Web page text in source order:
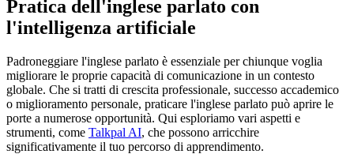
Pratica dell'inglese parlato con
l'intelligenza artificiale
Padroneggiare l'inglese parlato è essenziale per chiunque voglia
migliorare le proprie capacità di comunicazione in un contesto
globale. Che si tratti di crescita professionale, successo accademico
o miglioramento personale, praticare l'inglese parlato può aprire le
porte a numerose opportunità. Qui esploriamo vari aspetti e
strumenti, come Talkpal AI, che possono arricchire
significativamente il tuo percorso di apprendimento.